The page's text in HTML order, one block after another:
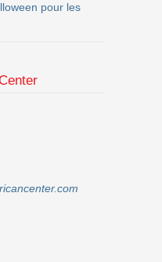
pour les